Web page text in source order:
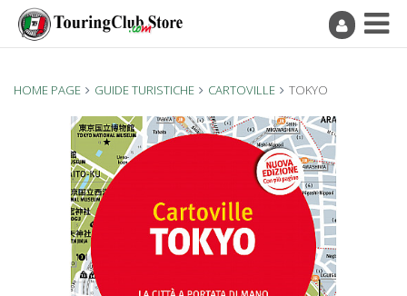
HOME PAGE GUIDE TURISTICHE CARTOVILLE TOKYO